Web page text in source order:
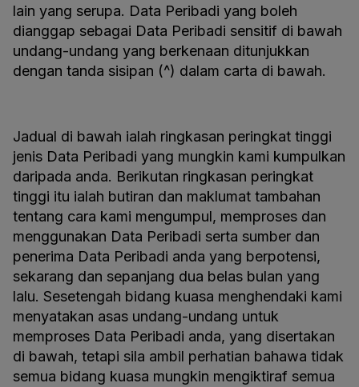
lain yang serupa. Data Peribadi yang boleh
dianggap sebagai Data Peribadi sensitif di bawah
undang-undang yang berkenaan ditunjukkan
dengan tanda sisipan (^) dalam carta di bawah.
Jadual di bawah ialah ringkasan peringkat tinggi
jenis Data Peribadi yang mungkin kami kumpulkan
daripada anda. Berikutan ringkasan peringkat
tinggi itu ialah butiran dan maklumat tambahan
tentang cara kami mengumpul, memproses dan
menggunakan Data Peribadi serta sumber dan
penerima Data Peribadi anda yang berpotensi,
sekarang dan sepanjang dua belas bulan yang
lalu. Sesetengah bidang kuasa menghendaki kami
menyatakan asas undang-undang untuk
memproses Data Peribadi anda, yang disertakan
di bawah, tetapi sila ambil perhatian bahawa tidak
semua bidang kuasa mungkin mengiktiraf semua